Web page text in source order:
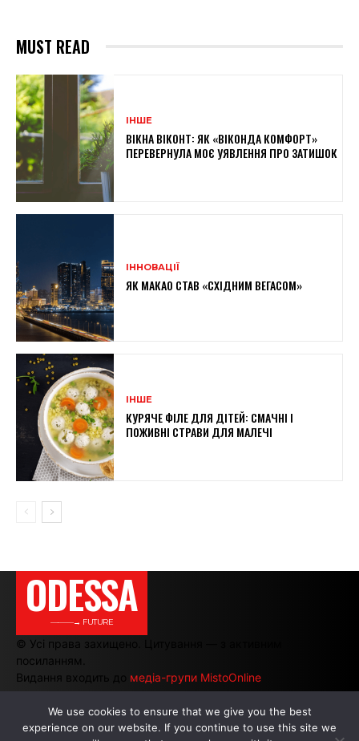
MUST READ
ІНШЕ
ВІКНА ВІКОНТ: ЯК «ВІКОНДА КОМФОРТ»
ПЕРЕВЕРНУЛА МОЄ УЯВЛЕННЯ ПРО ЗАТИШОК
ІННОВАЦІЇ
ЯК МАКАО СТАВ «СХІДНИМ ВЕГАСОМ»
ІНШЕ
КУРЯЧЕ ФІЛЕ ДЛЯ ДІТЕЙ: СМАЧНІ І
ПОЖИВНІ СТРАВИ ДЛЯ МАЛЕЧІ
ODESSA
———→ FUTURE
© Усі права захищено. Цитування — з активним
посиланням.
Видання входить до медіа-групи MistoOnline
АВТОРИ | РЕКЛАМА НА САЙТІ
We use cookies to ensure that we give you the best
experience on our website. If you continue to use this site we